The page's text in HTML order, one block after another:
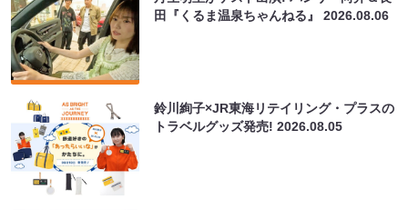
田『くるま温泉ちゃんねる』2026.08.06
鈴川絢子×JR東海リテイリング・プラスの
トラベルグッズ発売!2026.08.05